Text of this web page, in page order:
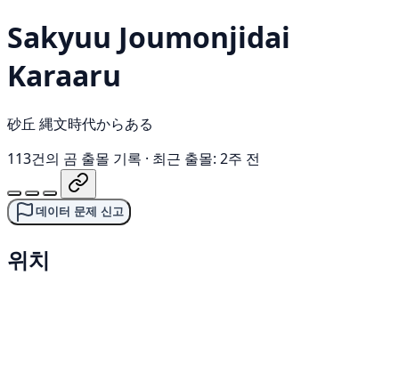
Sakyuu Joumonjidai
Karaaru
砂丘 縄文時代からある
113건의 곰 출몰 기록 · 최근 출몰: 2주 전
데이터 문제 신고
위치